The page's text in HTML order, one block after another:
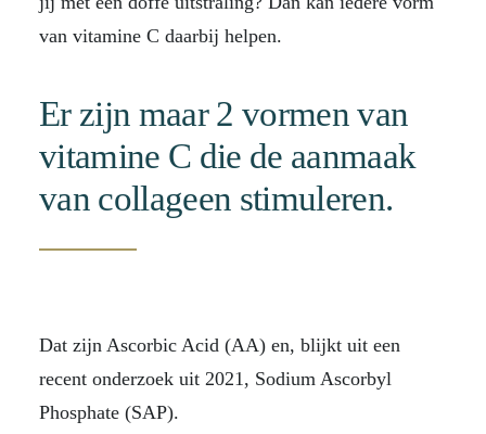
van vitamine C daarbij helpen.
Er zijn maar 2 vormen van
vitamine C die de aanmaak
van collageen stimuleren.
Dat zijn Ascorbic Acid (AA) en, blijkt uit een
recent onderzoek uit 2021, Sodium Ascorbyl
Phosphate (SAP).